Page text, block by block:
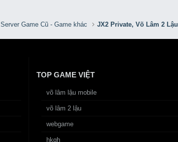
Server Game Cũ - Game khác JX2 Private, Võ Lâm 2 Lậu
TOP GAME VIỆT
võ lâm lậu mobile
võ lâm 2 lậu
webgame
hkgh